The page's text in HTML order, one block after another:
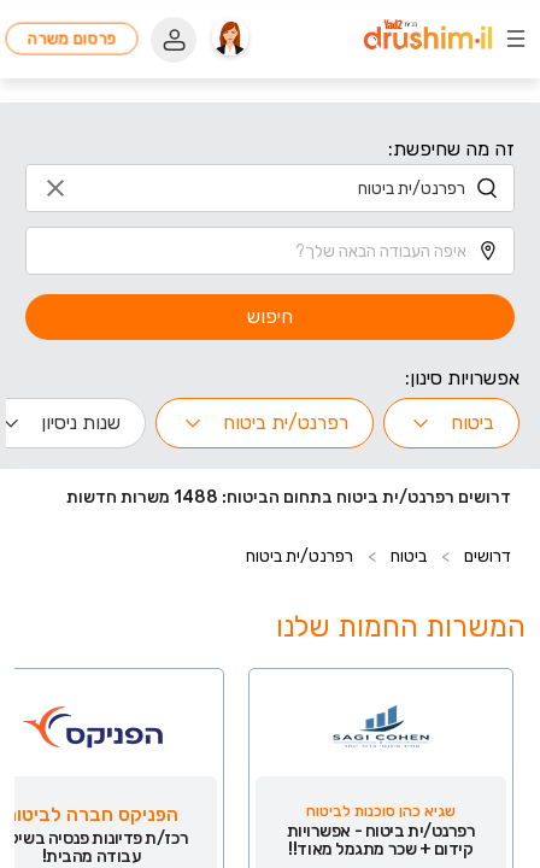
פרסום משרה
זה מה שחיפשת:
חיפוש
אפשרויות סינון:
ביטוח
רפרנט/ית ביטוח שנות ניסיון
דרושים רפרנט/ית ביטוח בתחום הביטוח: 1488 משרות חדשות
דרושים > ביטוח > רפרנט/ית ביטוח
המשרות החמות שלנו
שגיא כהן סוכנות לביטוח
רפרנט/ית ביטוח - אפשרויות
קידום + שכר מתגמל מאוד!!
הפניקס חברה לביטוח
רכז/ת פדיונות פנסיה
עבודה מהבית!